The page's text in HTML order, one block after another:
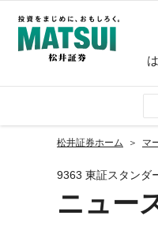
松井証券ホーム マ
9363 東証スタンダ
ニュー